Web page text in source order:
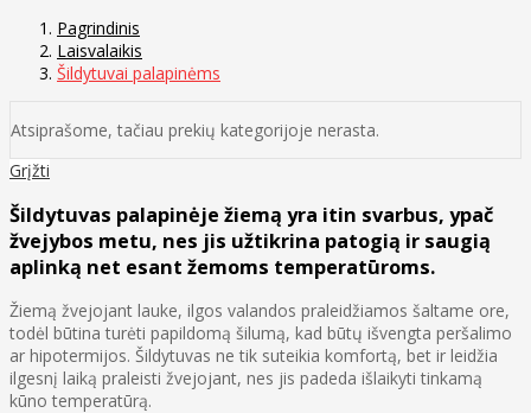
Pagrindinis
Laisvalaikis
Šildytuvai palapinėms
Atsiprašome, tačiau prekių kategorijoje nerasta.
Grįžti
Šildytuvas palapinėje žiemą yra itin svarbus, ypač
žvejybos metu, nes jis užtikrina patogią ir saugią
aplinką net esant žemoms temperatūroms.
Žiemą žvejojant lauke, ilgos valandos praleidžiamos šaltame ore,
todėl būtina turėti papildomą šilumą, kad būtų išvengta peršalimo
ar hipotermijos. Šildytuvas ne tik suteikia komfortą, bet ir leidžia
ilgesnį laiką praleisti žvejojant, nes jis padeda išlaikyti tinkamą
kūno temperatūrą.